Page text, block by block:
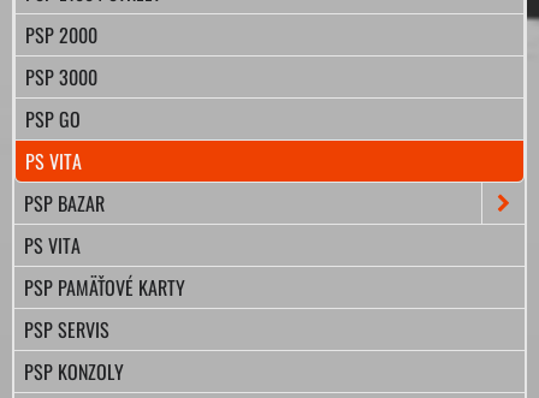
PSP 2000
PSP 3000
PSP GO
PS VITA
PSP BAZAR
PS VITA
PSP PAMÄŤOVÉ KARTY
PSP SERVIS
PSP KONZOLY